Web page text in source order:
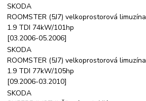
SKODA
ROOMSTER (5J7) velkoprostorová limuzína
1.9 TDI 74kW/101hp
[03.2006-05.2006]
SKODA
ROOMSTER (5J7) velkoprostorová limuzína
1.9 TDI 77kW/105hp
[09.2006-03.2010]
SKODA